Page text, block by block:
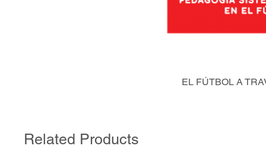
EL FÚTBOL A
Related Products